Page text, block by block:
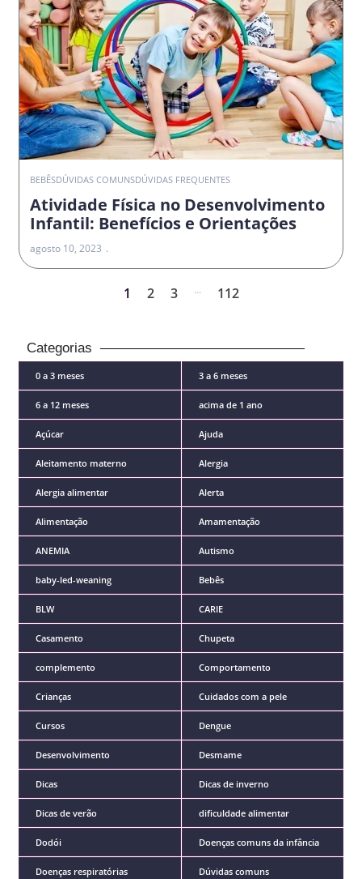
BEBÊSDÚVIDAS COMUNSDÚVIDAS FREQUENTES
Atividade Física no Desenvolvimento
Infantil: Benefícios e Orientações
agosto 10, 2023
1 2 3 ... 112
Categorias
0 a 3 meses 3 a 6 meses
6 a 12 meses acima de 1 ano
Açúcar Ajuda
Aleitamento materno Alergia
Alergia alimentar Alerta
Alimentação Amamentação
ANEMIA Autismo
baby-led-weaning Bebês
BLW CARIE
Casamento Chupeta
complemento Comportamento
Crianças Cuidados com a pele
Cursos Dengue
Desenvolvimento Desmame
Dicas Dicas de inverno
Dicas de verão dificuldade alimentar
Dodói Doenças comuns da infância
Doenças respiratórias Dúvidas comuns